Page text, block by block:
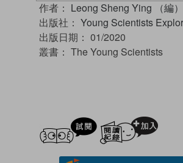
作者： Leong Sheng Ying （編）
出版社： Young Scientists
出版日期： 01/2020
叢書： The Young Scientists
試閲